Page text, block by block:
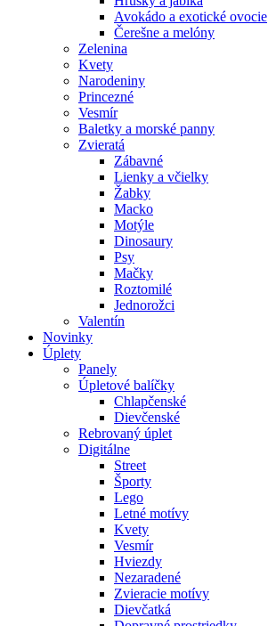
Avokádo a exotické ovocie
Čerešne a melóny
Zelenina
Kvety
Narodeniny
Princezné
Vesmír
Baletky a morské panny
Zvieratá
Zábavné
Lienky a včielky
Žabky
Macko
Motýle
Dinosaury
Psy
Mačky
Roztomilé
Jednorožci
Valentín
Novinky
Úplety
Panely
Úpletové balíčky
Chlapčenské
Dievčenské
Rebrovaný úplet
Digitálne
Street
Športy
Lego
Letné motívy
Kvety
Vesmír
Hviezdy
Nezaradené
Zvieracie motívy
Dievčatká